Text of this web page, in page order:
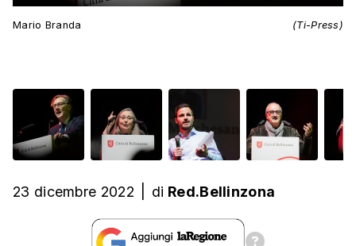
Mario Branda (Ti-Press)
23 dicembre 2022 di Red.Bellinzona